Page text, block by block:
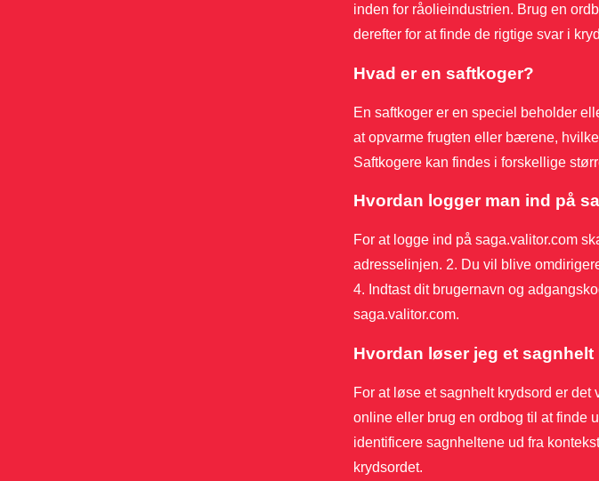
inden for råolieindustrien. Brug en
derefter for at finde de rigtige svar i
Hvad er en saftkoger?
En saftkoger er en speciel beholder
at opvarme frugten eller bærene,
Saftkogere kan findes i forskellige
Hvordan logger man ind på
For at logge ind på saga.valitor.com
adresselinjen. 2. Du vil blive
4. Indtast dit brugernavn og
saga.valitor.com.
Hvordan løser jeg et
For at løse et sagnhelt krydsord er
online eller brug en ordbog til at finde
identificere sagnheltene ud fra
krydsordet.